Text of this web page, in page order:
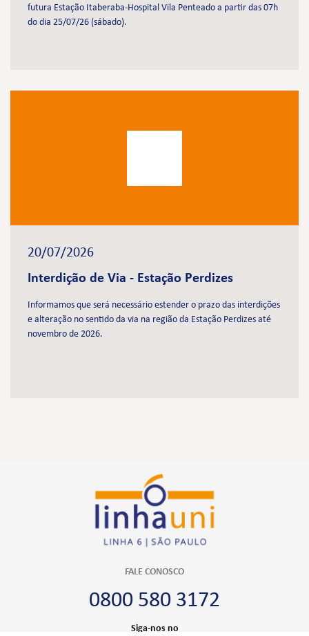
futura Estação Itaberaba-Hospital Vila Penteado a partir das 07h
do dia 25/07/26 (sábado).
20/07/2026
Interdição de Via - Estação Perdizes
Informamos que será necessário estender o prazo das interdições
e alteração no sentido da via na região da Estação Perdizes até
novembro de 2026.
FALE CONOSCO
0800 580 3172
Siga-nos no